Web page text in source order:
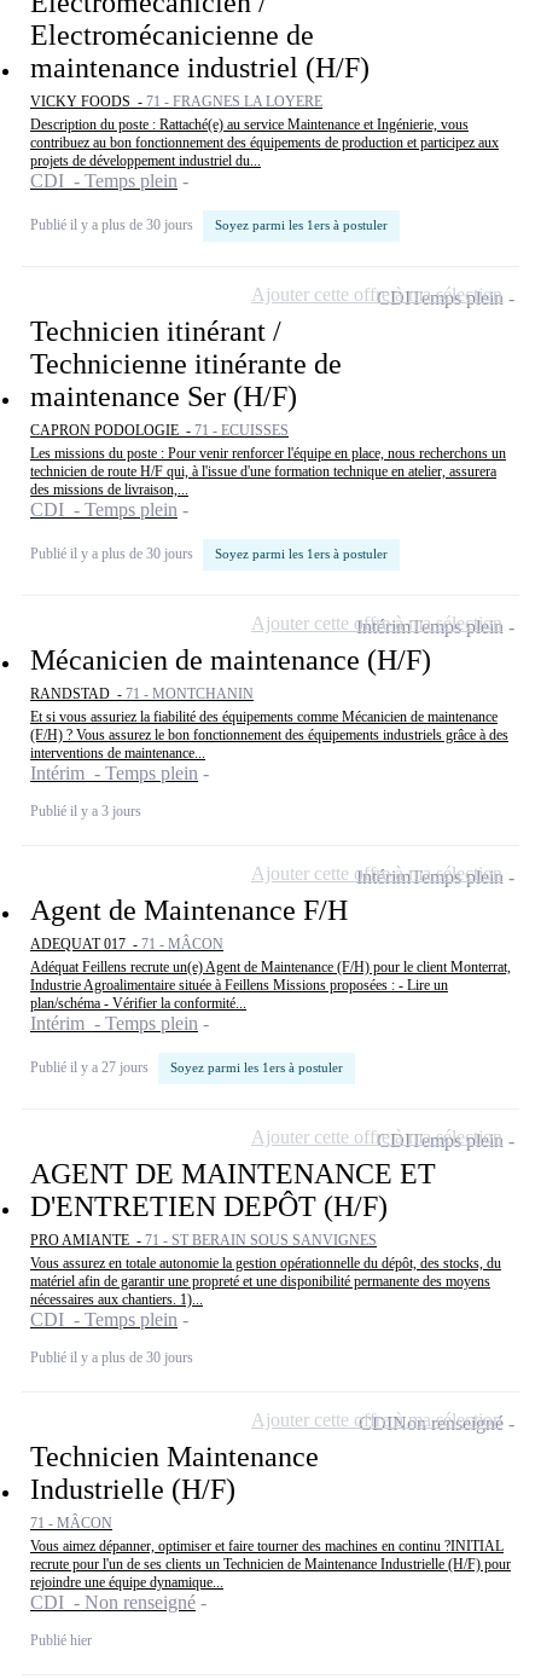
Electromécanicienne de
maintenance industriel (H/F)
VICKY FOODS - 71 - FRAGNES LA LOYERE
Description du poste : Rattaché(e) au service Maintenance et Ingénierie, vous
contribuez au bon fonctionnement des équipements de production et participez aux
projets de développement industriel du...
CDI - Temps plein
Publié il y a plus de 30 jours Soyez parmi les 1ers à postuler
Technicien itinérant /
Technicienne itinérante de
maintenance Ser (H/F)
CAPRON PODOLOGIE - 71 - ECUISSES
Les missions du poste : Pour venir renforcer l'équipe en place, nous recherchons un
technicien de route H/F qui, à l'issue d'une formation technique en atelier, assurera
des missions de livraison,...
CDI - Temps plein
Publié il y a plus de 30 jours Soyez parmi les 1ers à postuler
CDITemps plein
Ajouter cette offre à ma sélection
Mécanicien de maintenance (H/F)
RANDSTAD - 71 - MONTCHANIN
Et si vous assuriez la fiabilité des équipements comme Mécanicien de maintenance
(F/H) ? Vous assurez le bon fonctionnement des équipements industriels grâce à des
interventions de maintenance...
Intérim - Temps plein
Publié il y a 3 jours
IntérimTemps plein
Ajouter cette offre à ma sélection
Agent de Maintenance F/H
ADEQUAT 017 - 71 - MÂCON
Adéquat Feillens recrute un(e) Agent de Maintenance (F/H) pour le client Monterrat,
Industrie Agroalimentaire située à Feillens Missions proposées : - Lire un
plan/schéma - Vérifier la conformité...
Intérim - Temps plein
Publié il y a 27 jours Soyez parmi les 1ers à postuler
IntérimTemps plein
Ajouter cette offre à ma sélection
AGENT DE MAINTENANCE ET
D'ENTRETIEN DEPÔT (H/F)
PRO AMIANTE - 71 - ST BERAIN SOUS SANVIGNES
Vous assurez en totale autonomie la gestion opérationnelle du dépôt, des stocks, du
matériel afin de garantir une propreté et une disponibilité permanente des moyens
nécessaires aux chantiers. 1)...
CDI - Temps plein
Publié il y a plus de 30 jours
CDITemps plein
Ajouter cette offre à ma sélection
Technicien Maintenance
Industrielle (H/F)
71 - MÂCON
Vous aimez dépanner, optimiser et faire tourner des machines en continu ?INITIAL
recrute pour l'un de ses clients un Technicien de Maintenance Industrielle (H/F) pour
rejoindre une équipe dynamique...
CDI - Non renseigné
Publié hier
CDINon renseigné
Ajouter cette offre à ma sélection